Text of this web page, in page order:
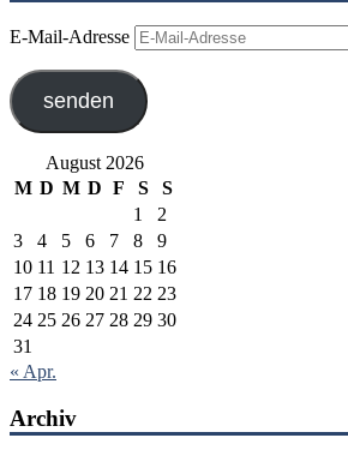
E-Mail-Adresse
senden
August 2026
M D M D F S
S
1
2
3
4 5 6 7 8
9
10 11 12 13 14 15 16
17 18 19 20 21 22 23
24 25 26 27 28 29 30
31
« Apr.
Archiv